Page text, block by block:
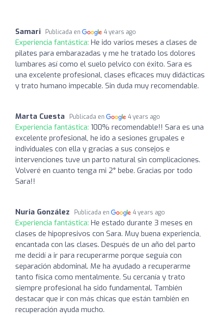
Samari Publicada en 4 years ago
Experiencia fantástica: He ido varios meses a clases de
pilates para embarazadas y me he tratado los dolores
lumbares así como el suelo pelvico con éxito. Sara es
una excelente profesional, clases eficaces muy didácticas
y trato humano impecable. Sin duda muy recomendable.
Marta Cuesta Publicada en 4 years ago
Experiencia fantástica: 100% recomendable!! Sara es una
excelente profesional, he ido a sesiones grupales e
individuales con ella y gracias a sus consejos e
intervenciones tuve un parto natural sin complicaciones.
Volveré en cuanto tenga mi 2° bebe. Gracias por todo
Sara!!
Nuria González Publicada en 4 years ago
Experiencia fantástica: He estado durante 3 meses en
clases de hipopresivos con Sara. Muy buena experiencia,
encantada con las clases. Después de un año del parto
me decidí a ir para recuperarme porque seguía con
separación abdominal. Me ha ayudado a recuperarme
tanto física como mentalmente. Su cercanía y trato
siempre profesional ha sido fundamental. También
destacar que ir con más chicas que están también en
recuperación ayuda mucho.